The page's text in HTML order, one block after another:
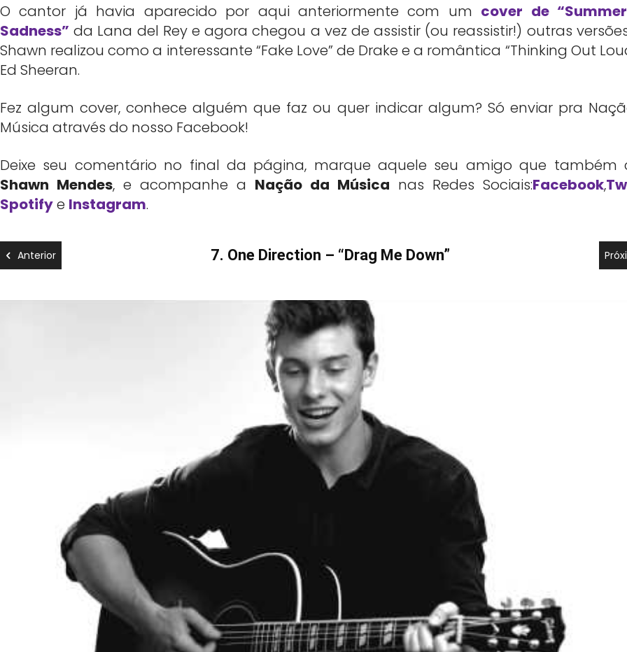
O cantor já havia aparecido por aqui anteriormente com um cover de
Sadness” da Lana del Rey e agora chegou a vez de assistir (ou reassistir!) outras
Shawn realizou como a interessante “Fake Love” de Drake e a romântica “Thinking Out
Ed Sheeran.
Fez algum cover, conhece alguém que faz ou quer indicar algum? Só enviar pra
Música através do nosso Facebook!
Deixe seu comentário no final da página, marque aquele seu amigo que também
Shawn Mendes, e acompanhe a Nação da Música nas Redes Sociais:Facebook,
Spotifye Instagram.
Anterior 7. One Direction – “Drag Me Down”